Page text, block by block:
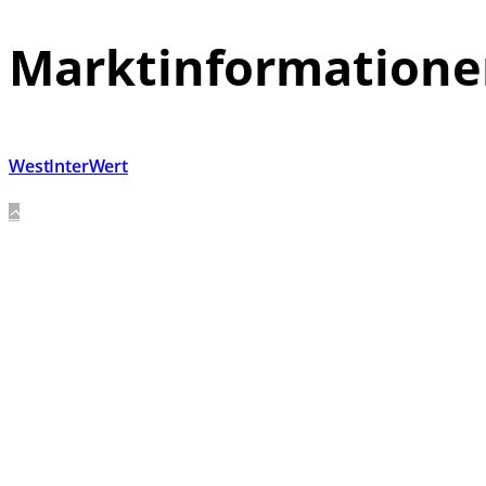
WestInterWert